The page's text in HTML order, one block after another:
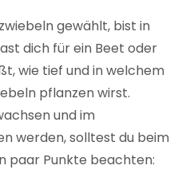
gewählt, bist in
dich für ein Beet oder
wie tief und in welchem
pflanzen wirst.
und im
werden, solltest du beim
paar Punkte beachten: